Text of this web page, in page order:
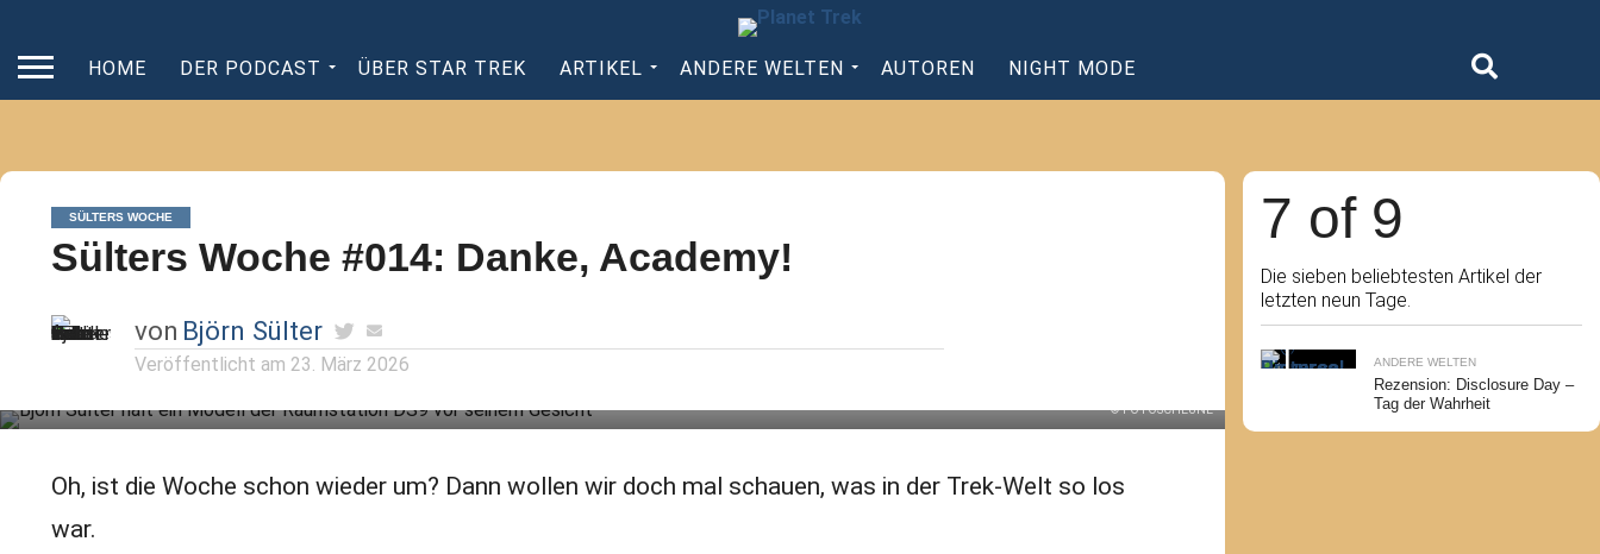
HOME DER PODCAST ÜBER STAR TREK ARTIKEL ANDERE WELTEN AUTOREN NIGHT MODE
SÜLTERS WOCHE
Sülters Woche #014: Danke, Academy!
von Björn Sülter
Veröffentlicht am 23. März 2026
© FOTOSCHEUNE
Oh, ist die Woche schon wieder um? Dann wollen wir doch mal schauen, was in der Trek-Welt so los
war.
7 of 9
Die sieben beliebtesten Artikel der
letzten neun Tage.
ANDERE WELTEN
Rezension: Disclosure Day –
Tag der Wahrheit